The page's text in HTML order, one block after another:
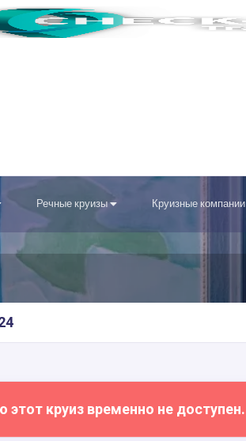
Речные круизы Круизные компании
этот круиз временно не доступен.